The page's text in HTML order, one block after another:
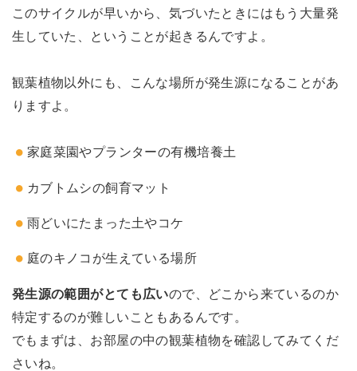
このサイクルが早いから、気づいたときにはもう大量発
生していた、ということが起きるんですよ。
観葉植物以外にも、こんな場所が発生源になることがあ
りますよ。
家庭菜園やプランターの有機培養土
カブトムシの飼育マット
雨どいにたまった土やコケ
庭のキノコが生えている場所
発生源の範囲がとても広いので、どこから来ているのか
特定するのが難しいこともあるんです。
でもまずは、お部屋の中の観葉植物を確認してみてくだ
さいね。